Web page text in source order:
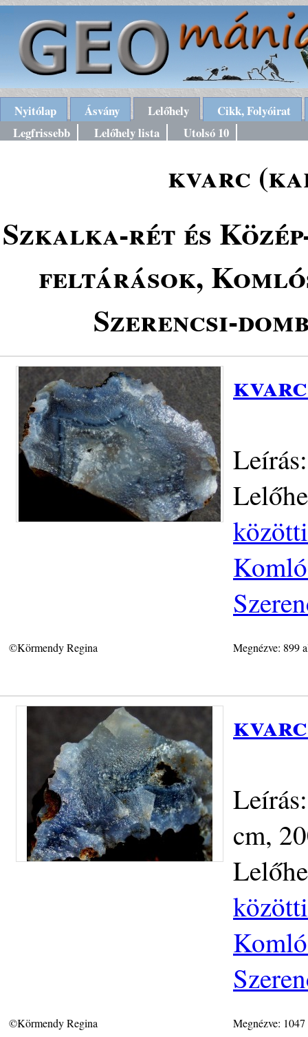
Nyitólap Ásvány Lelőhely
Cikk, Folyóirat
Legfrissebb
Lelőhely lista Utolsó 10
kvarc
Szkalka-rét és
feltárások,
Szerencsi-
©Körmendy Regina Megnézve: 899
cm,
©Körmendy Regina Megnézve: